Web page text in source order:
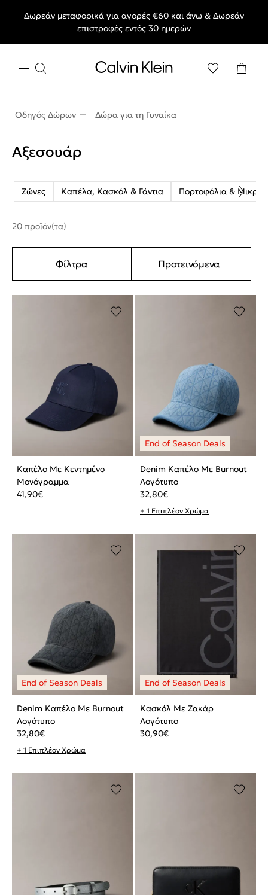
End of Season Deals: Αγαπημένα styles, στις τιμές που θες.
Δωρεάν μεταφορικά για αγορές €60 και άνω & Δωρεάν
επιστροφές εντός 30 ημερών
Οδηγός Δώρων Δώρα για τη Γυναίκα
Αξεσουάρ
Ζώνες Καπέλα, Κασκόλ & Γάντια Πορτοφόλια & Μικρά
20 προϊόν(τα)
Φίλτρα Προτεινόμενα
Καπέλο Με Κεντημένο
Μονόγραμμα
41,90€
Denim Καπέλο Με Burnout
Λογότυπο
32,80€
+ 1 Επιπλέον Χρώμα
Denim Καπέλο Με Burnout
Λογότυπο
32,80€
+ 1 Επιπλέον Χρώμα
Κασκόλ Με Ζακάρ
Λογότυπο
30,90€